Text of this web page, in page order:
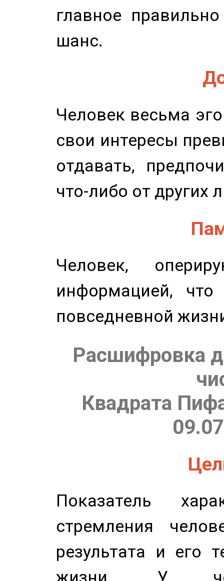
главное
шанс.
Человек весьма
свои интересы
отдавать,
что-либо от других
Человек,
информацией,
повседневной
Расшифровка
Квадрата
Показатель
стремления
результата и его